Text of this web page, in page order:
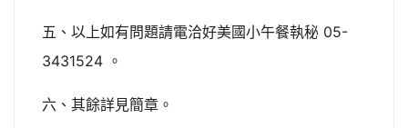
五、以上如有問題請電洽好美國小午餐執秘 05-
3431524 。
六、其餘詳見簡章。